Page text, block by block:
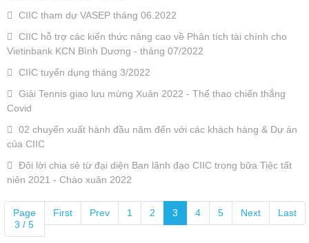
thẩm định
Tin tức, Hoạt
Liên hệ
CIIC tham dự VASEP tháng 06.2022
CIIC hỗ trợ các kiến thức nâng cao về Phân tích tài chính cho
Vietinbank KCN Bình Dương - tháng 07/2022
CIIC tuyển dụng tháng 3/2022
Giải Tennis giao lưu mừng Xuân 2022 - Thể thao chiến thắng
Covid
02 chuyến xuất hành đầu năm đến với các khách hàng & Dự án
của CIIC
Đôi lời chia sẻ từ đại diện Ban lãnh đạo CIIC trong bữa Tiệc tất
niên 2021 - Chào xuân 2022
Page
3 / 5
First Prev 1 2 3 4 5 Next Last